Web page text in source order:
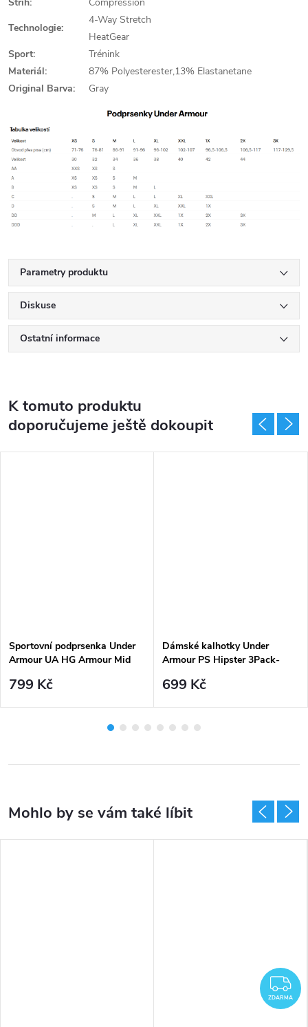
Technologie:
4-Way Stretch
HeatGear
Sport:
Trénink
Materiál:
87% Polyesterester,13% Elastanetane
Original Barva:
Gray
Parametry produktu
Diskuse
Ostatní informace
K tomuto produktu
doporučujeme ještě dokoupit
Sportovní podprsenka Under
Armour UA HG Armour Mid
799 Kč
Dámské kalhotky Under
Armour PS Hipster 3Pack-
699 Kč
ZDARMA